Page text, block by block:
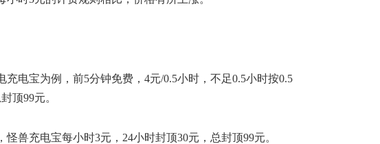
电宝为例，前5分钟免费，4元/0.5小时，不足0.5小时按0.5
顶99元。
兽充电宝每小时3元，24小时封顶30元，总封顶99元。